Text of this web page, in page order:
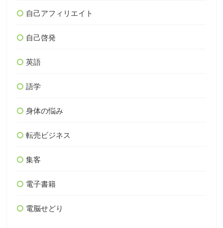
自己アフィリエイト
自己啓発
英語
語学
身体の悩み
転売ビジネス
集客
電子書籍
電脳せどり